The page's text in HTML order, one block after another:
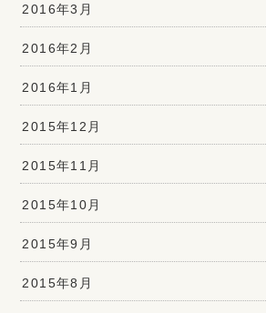
2016年3月
2016年2月
2016年1月
2015年12月
2015年11月
2015年10月
2015年9月
2015年8月